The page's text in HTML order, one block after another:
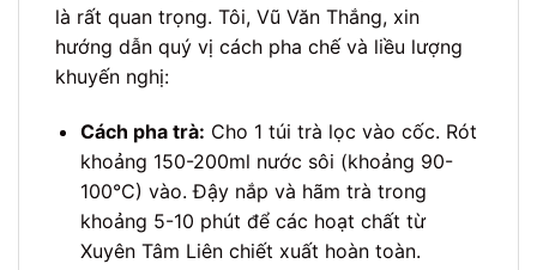
là rất quan trọng. Tôi, Vũ Văn Thắng, xin
hướng dẫn quý vị cách pha chế và liều lượng
khuyến nghị:
Cách pha trà: Cho 1 túi trà lọc vào cốc. Rót
khoảng 150-200ml nước sôi (khoảng 90-
100°C) vào. Đậy nắp và hãm trà trong
khoảng 5-10 phút để các hoạt chất từ
Xuyên Tâm Liên chiết xuất hoàn toàn.